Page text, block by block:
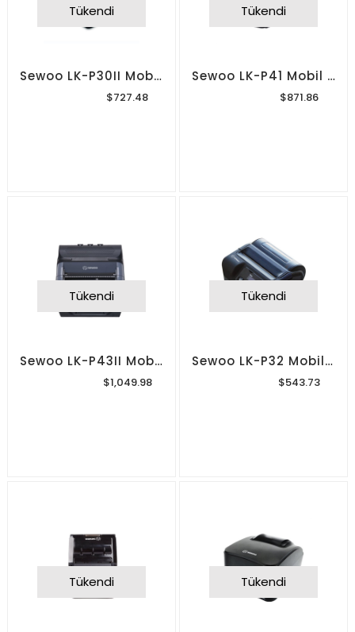
Tükendi
Sewoo LK-P30II Mobil Barkod Yazıcı
$727.48
Tükendi
Sewoo LK-P41 Mobil Barkod Yazıcı
$871.86
Tükendi
Sewoo LK-P43II Mobil Barkod Yazıcı
$1,049.98
Tükendi
Sewoo LK-P32 Mobil Barkod Yazıcı
$543.73
Tükendi Tükendi